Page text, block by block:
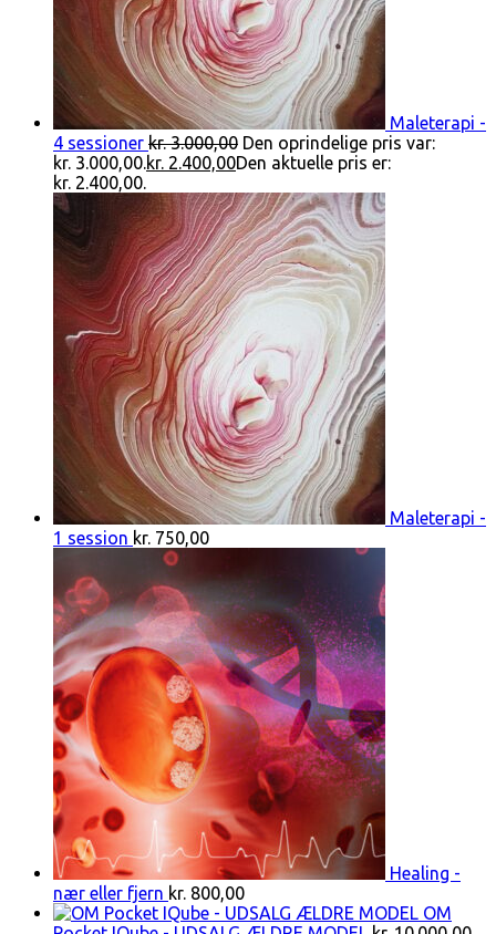
Maleterapi -
4 sessioner kr.3.000,00 Den oprindelige pris var:
kr. 3.000,00.kr. 2.400,00Den aktuelle pris er:
kr. 2.400,00.
Maleterapi -
1 session kr. 750,00
Healing -
nær eller fjern kr. 800,00
OM